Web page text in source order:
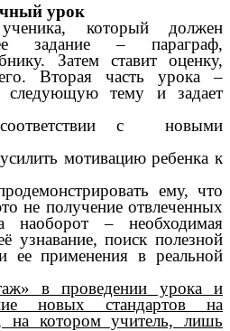
урок
который должен
задание – параграф,
Затем ставит оценку,
Вторая часть урока –
следующую тему и задает
с новыми
мотивацию ребенка к
ему, что
не получение отвлеченных
– необходимая
узнавание, поиск полезной
ее применения в реальной
в проведении урока и
новых стандартов на
на котором учитель, лишь